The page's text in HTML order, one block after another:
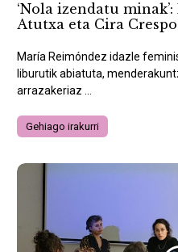
‘Nola izendatu
Atutxa eta Cira Crespo
María Reimóndez idazle
liburutik abiatuta,
arrazakeriaz ...
Gehiago irakurri